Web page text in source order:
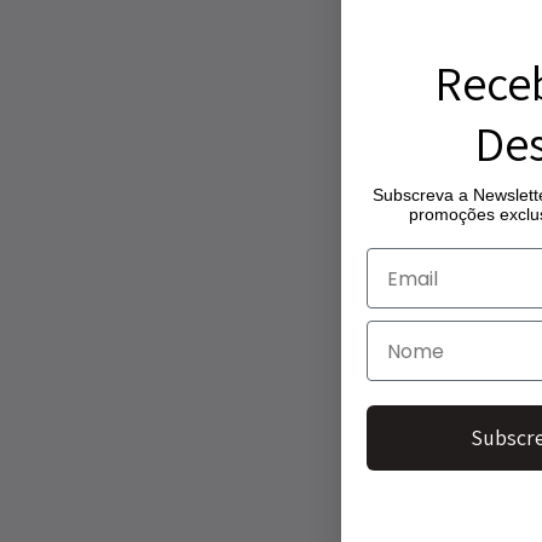
Subscreva a
promoções